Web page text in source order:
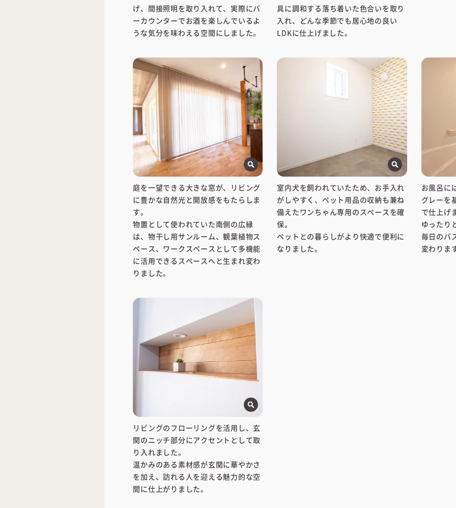
げ、間接照明を取り入れて、実際にバ
ーカウンターでお酒を楽しんでいるよ
うな気分を味わえる空間にしました。
具に調和する落ち着いた色合いを取り
入れ、どんな季節でも居心地の良い
LDKに仕上げました。
庭を一望できる大きな窓が、リビング
に豊かな自然光と開放感をもたらしま
す。
物置として使われていた南側の広縁
は、物干し用サンルーム、観葉植物ス
ペース、ワークスペースとして多機能
に活用できるスペースへと生まれ変わ
りました。
室内犬を飼われていたため、お手入れ
がしやすく、ペット用品の収納も兼ね
備えたワンちゃん専用のスペースを確
保。
ペットとの暮らしがより快適で便利に
なりました。
お風呂に
グレーを
で仕上げ
ゆったり
毎日のバ
変わりま
リビングのフローリングを活用し、玄
関のニッチ部分にアクセントとして取
り入れました。
温かみのある素材感が玄関に華やかさ
を加え、訪れる人を迎える魅力的な空
間に仕上がりました。